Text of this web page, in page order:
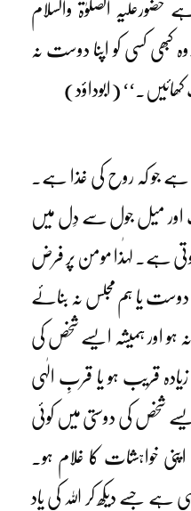
الصلوٰۃ والسلام
کبھی کسی کو اپنا دوست نہ
کھائیں۔‘‘ (ابوداؤد)
ہے جو کہ روح کی غذا ہے۔
اور میل جول سے دِل میں
ہوتی ہے۔ لہٰذا مومن پر فرض
دوست یا ہم مجلس نہ بنائے
ہو اور ہمیشہ ایسے شخص کی
قریب ہو یا قربِ الٰہی
ایسے شخص کی دوستی میں کوئی
خواہشات کا غلام ہو۔
جسے دیکھ کر اللہ کی یاد